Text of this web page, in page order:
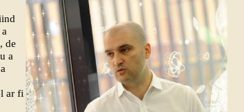
de
a
ar fi